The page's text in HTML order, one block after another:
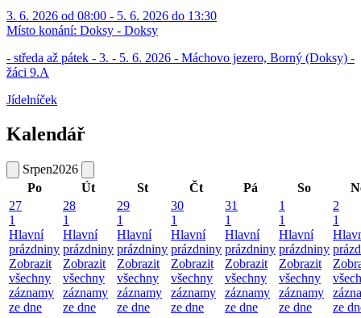
3. 6. 2026 od 08:00 - 5. 6. 2026 do 13:30
Místo konání: Doksy - Doksy
- středa až pátek - 3. - 5. 6. 2026 - Máchovo jezero, Borný (Doksy) -
žáci 9.A
Jídelníček
Kalendář
Srpen2026
Po
Út St Čt Pá So
27
1
Hlavní
prázdniny
Zobrazit
všechny
záznamy
ze dne
28
1
Hlavní
prázdniny
Zobrazit
všechny
záznamy
ze dne
29
1
Hlavní
prázdniny
Zobrazit
všechny
záznamy
ze dne
30
1
Hlavní
prázdniny
Zobrazit
všechny
záznamy
ze dne
31
1
Hlavní
prázdniny
Zobrazit
všechny
záznamy
ze dne
1
1
Hlavní
prázdniny
Zobrazit
všechny
záznamy
ze dne
2
1
ze